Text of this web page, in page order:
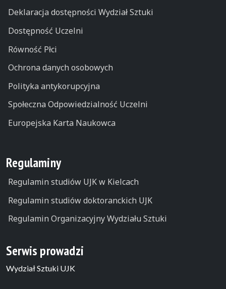
Deklaracja dostępności Wydział Sztuki
Dostępność Uczelni
Równość Płci
Ochrona danych osobowych
Polityka antykorupcyjna
Społeczna Odpowiedzialność Uczelni
Europejska Karta Naukowca
Regulaminy
Regulamin studiów UJK w Kielcach
Regulamin studiów doktoranckich UJK
Regulamin Organizacyjny Wydziału Sztuki
Serwis prowadzi
Wydział Sztuki UJK